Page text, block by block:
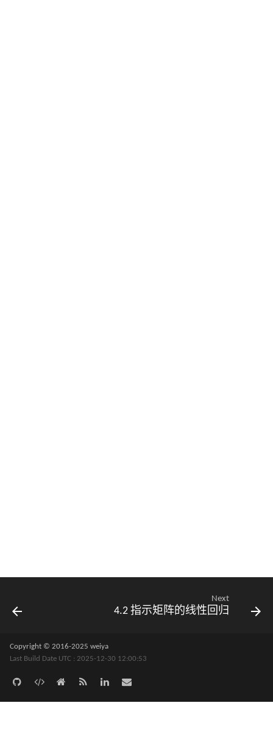
Next
4.2 指示矩阵的线性回归
Copyright © 2016-2025 weiya
Last Build Date UTC : 2025-12-30 12:00:53